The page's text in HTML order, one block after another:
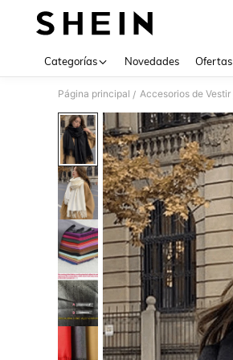
Categorías Novedades Ofertas
Página principal / Accesorios de Vestir